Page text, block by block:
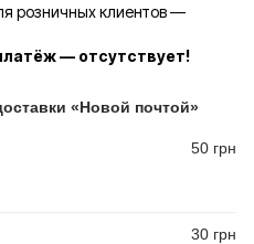
розничных клиентов —
— отсутствует!
«Новой почтой»
50 грн
30 грн